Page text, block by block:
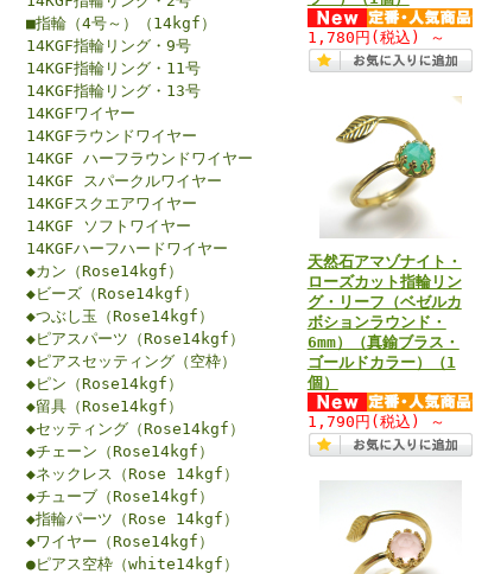
■指輪（4号～）（14kgf）
14KGF指輪リング・9号
14KGF指輪リング・11号
14KGF指輪リング・13号
14KGFワイヤー
14KGFラウンドワイヤー
14KGF ハーフラウンドワイヤー
14KGF スパークルワイヤー
14KGFスクエアワイヤー
14KGF ソフトワイヤー
14KGFハーフハードワイヤー
◆カン（Rose14kgf）
◆ビーズ（Rose14kgf）
◆つぶし玉（Rose14kgf）
◆ピアスパーツ（Rose14kgf）
◆ピアスセッティング（空枠）
◆ピン（Rose14kgf）
◆留具（Rose14kgf）
◆セッティング（Rose14kgf）
◆チェーン（Rose14kgf）
◆ネックレス（Rose 14kgf）
◆チューブ（Rose14kgf）
◆指輪パーツ（Rose 14kgf）
◆ワイヤー（Rose14kgf）
●ピアス空枠（white14kgf）
1,780円 (税込) ～
天然石アマゾナイト・
ローズカット指輪リン
グ・リーフ（ベゼルカ
ボションラウンド・
6mm）（真鍮ブラス・
ゴールドカラー）（1
個）
1,790円 (税込) ～